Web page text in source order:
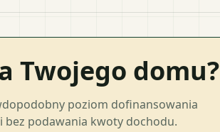
Twojego domu?
poziom dofinansowania
podawania kwoty dochodu.